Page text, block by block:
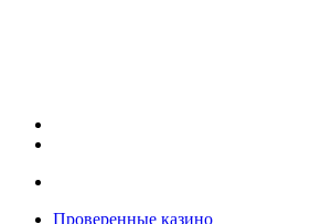
Проверенные казино